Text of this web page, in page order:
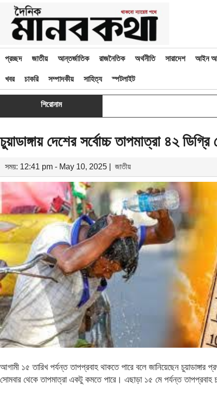
প্রচ্ছদ জাতীয় আন্তর্জাতিক রাজনৈতিক অর্থনীতি সারাদেশ আইন
খবর চাকরি সম্পাদকীয় সাহিত্য স্পটলাইট
শিরোনাম
চুয়াডাঙ্গায় দেশের সর্বোচ্চ তাপমাত্রা ৪২ ডিগ্রি
সময়: 12:41 pm - May 10, 2025 | জাতীয়
আগামী ১৫ তারিখ পর্যন্ত তাপপ্রবাহ থাকতে পারে বলে জানিয়েছেন চুয়াডাঙ্গার
সোমবার থেকে তাপমাত্রা একটু কমতে পারে। এছাড়া ১৫ মে পর্যন্ত